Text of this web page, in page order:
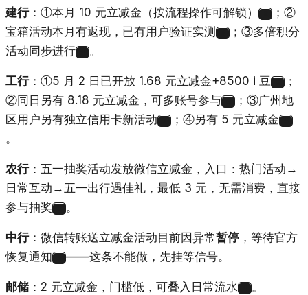
建行：①本月 10 元立减金（按流程操作可解锁）
；②
宝箱活动本月有返现，已有用户验证实测
；③多倍积分
活动同步进行
。
工行：①5 月 2 日已开放 1.68 元立减金+8500 i 豆
；
②同日另有 8.18 元立减金，可多账号参与
；③广州地
区用户另有独立信用卡新活动
；④另有 5 元立减金
。
农行：五一抽奖活动发放微信立减金，入口：热门活动→
日常互动→五一出行遇佳礼，最低 3 元，无需消费，直接
参与抽奖
。
中行：微信转账送立减金活动目前因异常暂停 ，等待官方
恢复通知
——这条不能做，先挂等信号。
邮储 ：2 元立减金，门槛低，可叠入日常流水 。